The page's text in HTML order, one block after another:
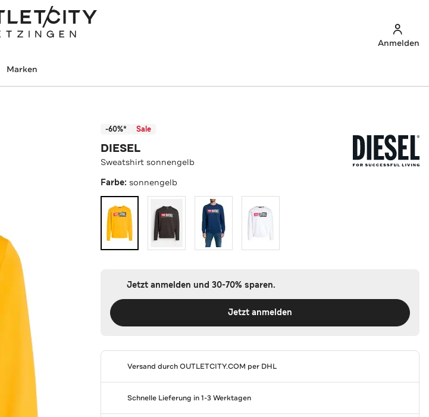
Anmelden
Marken
-60%* Sale
DIESEL
Sweatshirt sonnengelb
Farbe: sonnengelb
Jetzt anmelden und 30-70% sparen.
Jetzt anmelden
Versand durchOUTLETCITY.COM per DHL
Schnelle Lieferung in 1-3 Werktagen